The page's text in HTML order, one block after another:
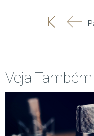
'
'
Veja Também